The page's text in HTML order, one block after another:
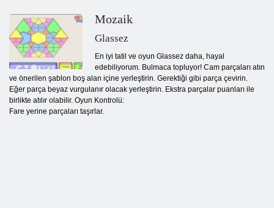
Mozaik
Glassez
En iyi tatil ve oyun Glassez daha, hayal
edebiliyorum. Bulmaca topluyor! Cam parçaları atın
ve önerilen şablon boş alan içine yerleştirin. Gerektiği gibi parça çevirin.
Eğer parça beyaz vurgulanır olacak yerleştirin. Ekstra parçalar puanları ile
birlikte atılır olabilir. Oyun Kontrolü:
Fare yerine parçaları taşırlar.